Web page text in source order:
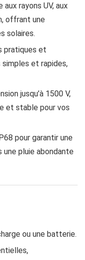
aux rayons UV, aux
offrant une
solaires.
pratiques et
et rapides,
jusqu’à 1500 V,
et stable pour vos
pour garantir une
une pluie abondante
ou une batterie.